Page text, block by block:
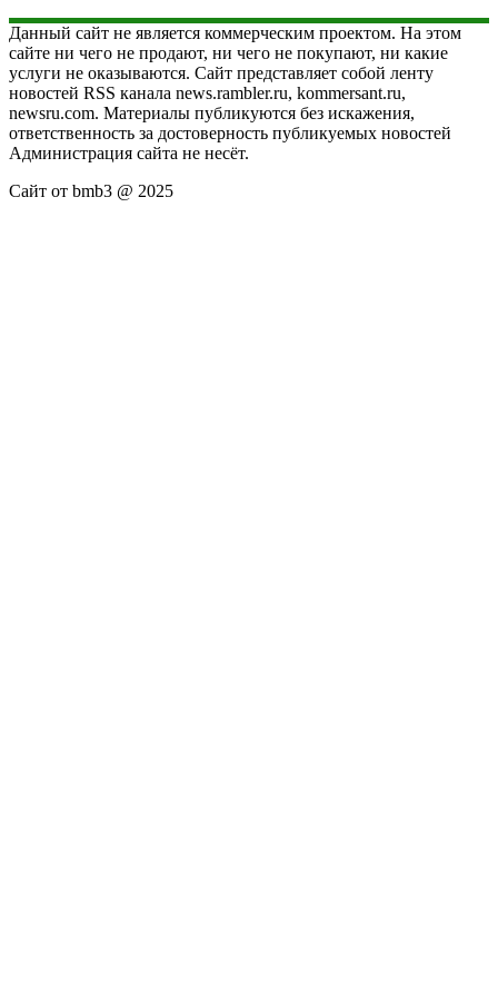
Данный сайт не является коммерческим проектом. На этом
сайте ни чего не продают, ни чего не покупают, ни какие
услуги не оказываются. Сайт представляет собой ленту
новостей RSS канала news.rambler.ru, kommersant.ru,
newsru.com. Материалы публикуются без искажения,
ответственность за достоверность публикуемых новостей
Администрация сайта не несёт.
Сайт от bmb3 @ 2025